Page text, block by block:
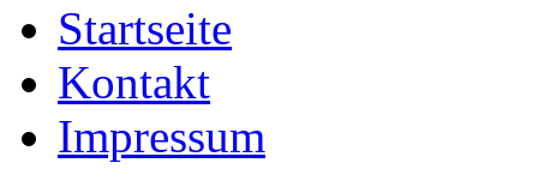
Startseite
Kontakt
Impressum